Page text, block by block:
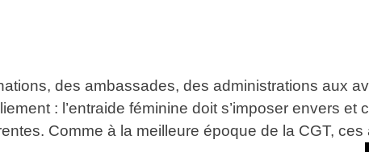
des ambassades, des administrations aux
: l’entraide féminine doit s’imposer envers
Comme à la meilleure époque de la CGT,